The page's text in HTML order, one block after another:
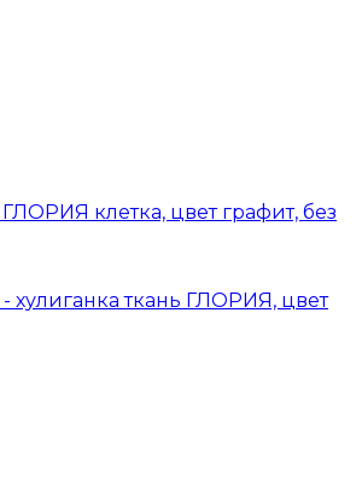
клетка, цвет графит, без